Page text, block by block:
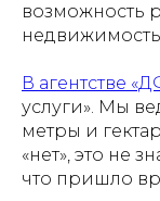
возможность
В агентстве
услуги». Мы
метры и
«нет», это не
что пришло